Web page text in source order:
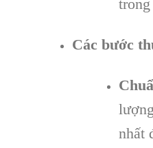
Các bước
nhất